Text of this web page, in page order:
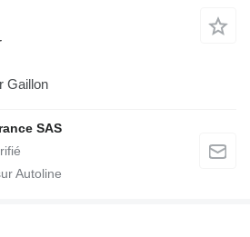
Gaillon
SAS
Autoline